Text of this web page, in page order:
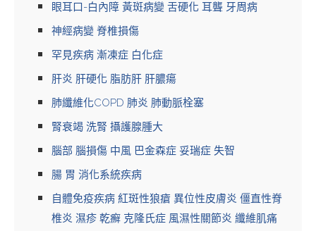
眼耳口-白內障 黃斑病變 舌硬化 耳聾 牙周病
神經病變 脊椎損傷
罕見疾病 漸凍症 白化症
肝炎 肝硬化 脂肪肝 肝膿瘍
肺纖維化COPD 肺炎 肺動脈栓塞
腎衰竭 洗腎 攝護腺腫大
腦部 腦損傷 中風 巴金森症 妥瑞症 失智
腸 胃 消化系統疾病
自體免疫疾病 紅斑性狼瘡 異位性皮膚炎 僵直性脊
椎炎 濕疹 乾癬 克隆氏症 風濕性關節炎 纖維肌痛